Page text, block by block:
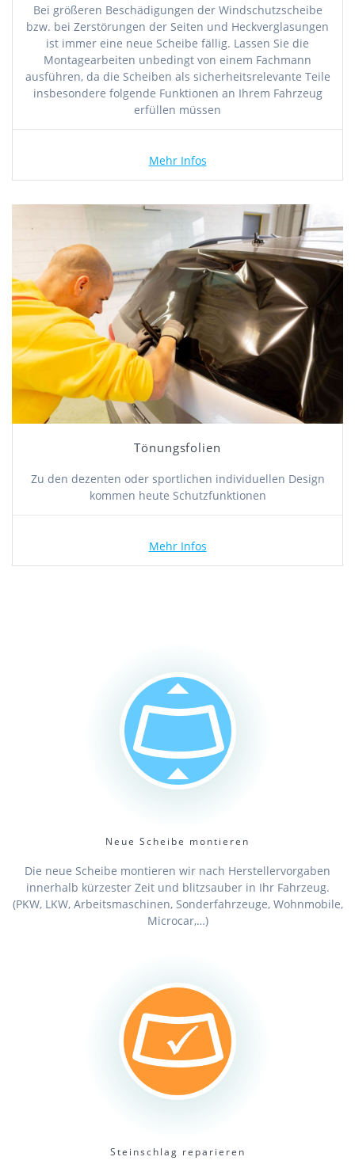
Bei größeren Beschädigungen der Windschutzscheibe
bzw. bei Zerstörungen der Seiten und Heckverglasungen
ist immer eine neue Scheibe fällig. Lassen Sie die
Montagearbeiten unbedingt von einem Fachmann
ausführen, da die Scheiben als sicherheitsrelevante Teile
insbesondere folgende Funktionen an Ihrem Fahrzeug
erfüllen müssen
Mehr Infos
Tönungsfolien
Zu den dezenten oder sportlichen individuellen Design
kommen heute Schutzfunktionen
Mehr Infos
Neue Scheibe montieren
Die neue Scheibe montieren wir nach Herstellervorgaben
innerhalb kürzester Zeit und blitzsauber in Ihr Fahrzeug.
(PKW, LKW, Arbeitsmaschinen, Sonderfahrzeuge, Wohnmobile,
Microcar,…)
Steinschlag reparieren